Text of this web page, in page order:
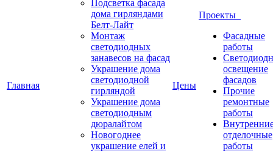
Главная
Подсветка фасада
дома гирляндами
Белт-Лайт
Монтаж
светодиодных
занавесов на фасад
Украшение дома
светодиодной
гирляндой
Украшение дома
светодиодным
дюралайтом
Новогоднее
украшение елей и
Цены
Проекты
Фасадные
работы
освещение
фасадов
Прочие
ремонтные
работы
отделочные
работы